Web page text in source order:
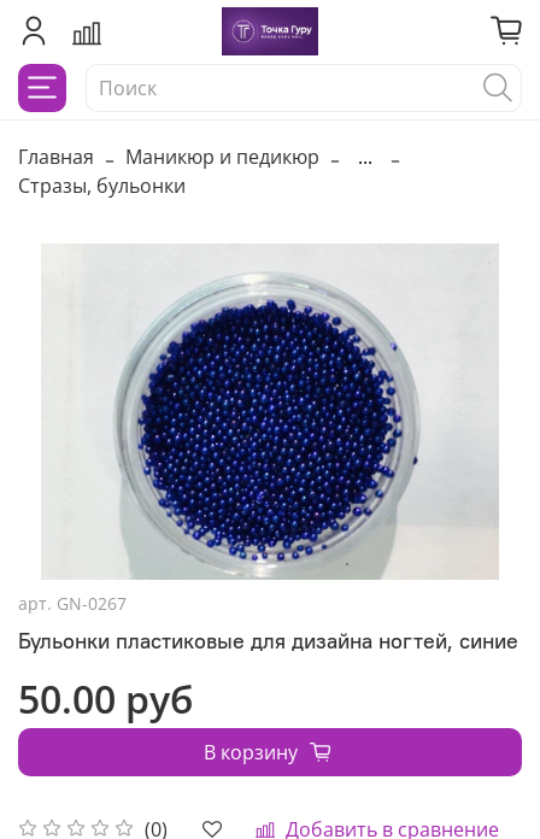
Главная Маникюр и педикюр
...
Стразы, бульонки
арт. GN-0267
Бульонки пластиковые для дизайна ногтей, синие
(0) Добавить в сравнение
50.00 руб
В корзину